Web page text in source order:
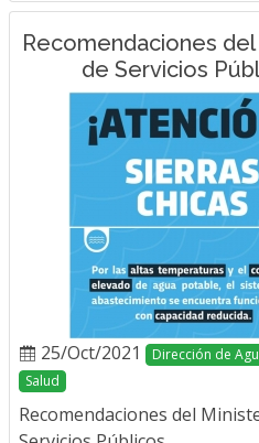
Recomendaciones
de Servicios
25/Oct/2021 Dirección de
Salud
Recomendaciones del